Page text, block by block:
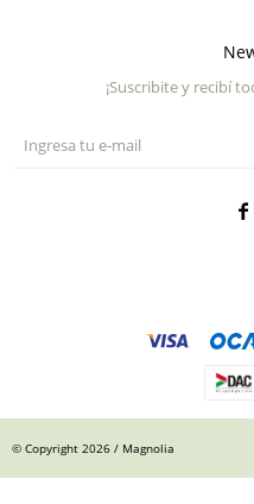
¡Suscribite y recibí

© Copyright 2026 / Magnolia